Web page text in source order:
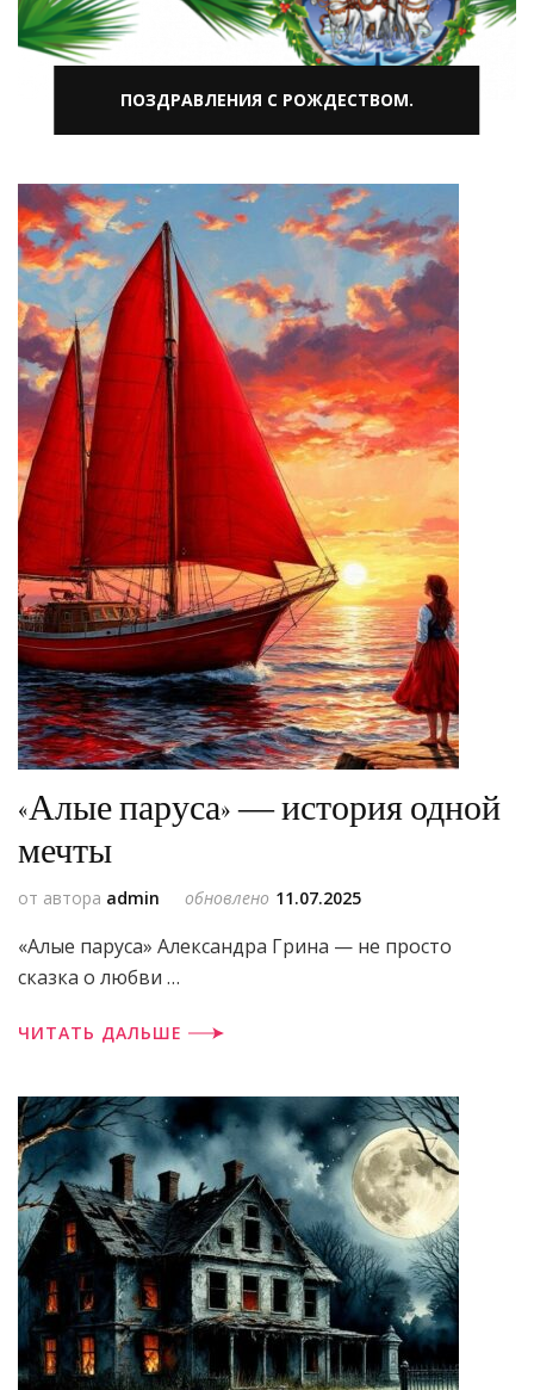
ПОЗДРАВЛЕНИЯ С РОЖДЕСТВОМ.
«Алые паруса» — история одной
мечты
от автора admin обновлено 11.07.2025
«Алые паруса» Александра Грина — не просто
сказка о любви …
ЧИТАТЬ ДАЛЬШЕ